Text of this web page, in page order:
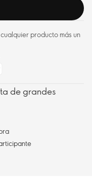
producto más un
de grandes